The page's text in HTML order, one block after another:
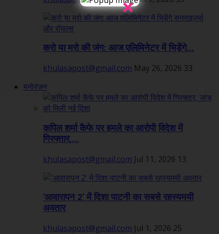
करो या मरो की जंग: आज एलिमिनेटर में भिड़ेंगे...
khulasapost@gmail.com May 26, 2026 33
मनोरंजन
कपिल शर्मा कैफे पर हमले का आरोपी विदेश में
गिरफ्तार,...
khulasapost@gmail.com Jul 11, 2026 13
'आवारापन 2' में दिशा पाटनी का सबसे रहस्यमयी
अवतार
khulasapost@gmail.com Jul 1, 2026 25
×